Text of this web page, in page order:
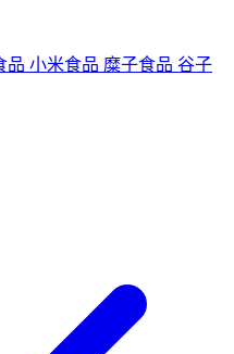
品 小米食品 糜子食品 谷子